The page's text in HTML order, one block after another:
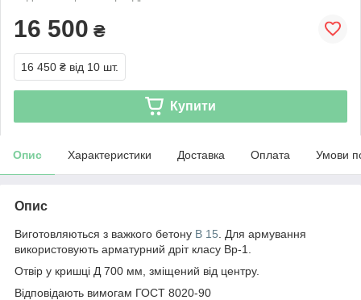
16 500 ₴
16 450 ₴ від 10 шт.
Купити
Опис Характеристики Доставка Оплата Умови
Опис
Виготовляються з важкого бетону B 15 . Для армування
використовують арматурний дріт класу Вр-1.
Отвір у кришці Д 700 мм, зміщений від центру.
Відповідають вимогам ГОСТ 8020-90